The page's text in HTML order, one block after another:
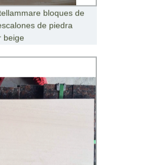
bloques de
de piedra
beige